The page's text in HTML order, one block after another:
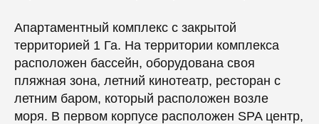
Апартаментный комплекс с закрытой
территорией 1 Га. На территории комплекса
расположен бассейн, оборудована своя
пляжная зона, летний кинотеатр, ресторан с
летним баром, который расположен возле
моря. В первом корпусе расположен SPA центр,